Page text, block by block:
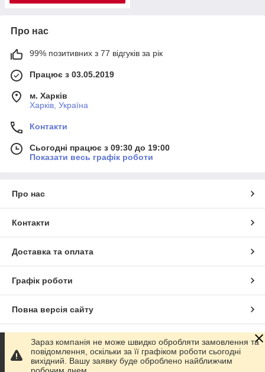
Про нас
99% позитивних з 77 відгуків за рік
Працює з 03.05.2019
м. Харків
Харків, Україна
Контакти
Сьогодні працює з 09:30 до 19:00
Показати весь графік роботи
Про нас
Контакти
Доставка та оплата
Графік роботи
Повна версія сайту
Сайт створено на маркетплейсіProm.ua
Політика конфіденційності
Зараз компанія не може швидко обробляти замовлення та
повідомлення, оскільки за її графіком роботи сьогодні
вихідний. Вашу заявку буде оброблено найближчим